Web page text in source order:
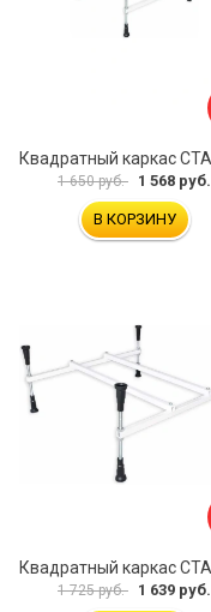
1 650 руб. 1 568 руб.
В КОРЗИНУ
1 725 руб. 1 639 руб.